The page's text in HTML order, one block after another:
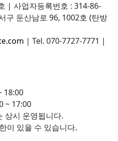
| 사업자등록번호 : 314-86-
구 둔산남로 96, 1002호 (탄방
| Tel. 070-7727-7771 |
18:00
~ 17:00
상시 운영됩니다.
이 있을 수 있습니다.